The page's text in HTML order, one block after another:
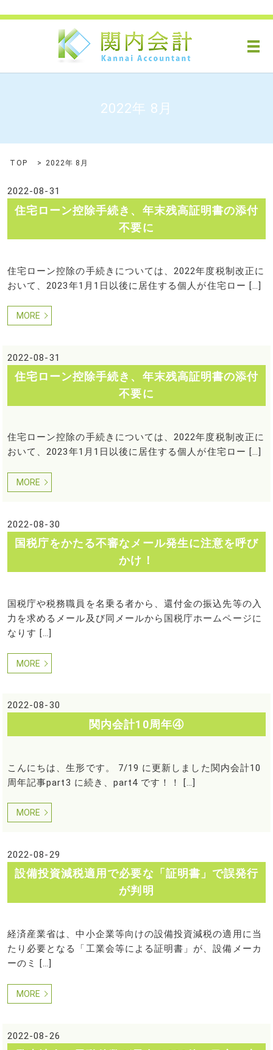
メ
2022年 8月
TOP 2022年 8月
2022-08-31
住宅ローン控除手続き、年末残高証明書の添付
不要に
住宅ローン控除の手続きについては、2022年度税制改正に
おいて、2023年1月1日以後に居住する個人が住宅ロー […]
MORE
2022-08-31
住宅ローン控除手続き、年末残高証明書の添付
不要に
住宅ローン控除の手続きについては、2022年度税制改正に
おいて、2023年1月1日以後に居住する個人が住宅ロー […]
MORE
2022-08-30
国税庁をかたる不審なメール発生に注意を呼び
かけ！
国税庁や税務職員を名乗る者から、還付金の振込先等の入
力を求めるメール及び同メールから国税庁ホームページに
なりす […]
MORE
2022-08-30
関内会計10周年④
こんにちは、生形です。 7/19 に更新しました関内会計10
周年記事part3 に続き、part4 です！！ […]
MORE
2022-08-29
設備投資減税適用で必要な「証明書」で誤発行
が判明
経済産業省は、中小企業等向けの設備投資減税の適用に当
たり必要となる「工業会等による証明書」が、設備メーカ
ーのミ […]
MORE
2022-08-26